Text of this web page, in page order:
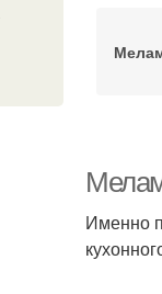
Именно